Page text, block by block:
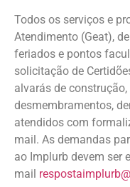
Todos os serviços e
Atendimento (Geat),
feriados e pontos
solicitação de
alvarás de
desmembramentos,
atendidos com
mail. As demandas
ao Implurb devem ser
mail